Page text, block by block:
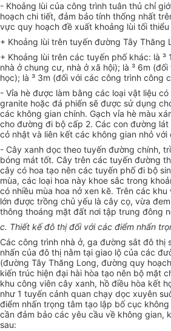
- Khoảng lùi của công trình tuân thủ chỉ
hoạch chi tiết, đảm bảo tính thống nhất
vực quy hoạch đề xuất khoảng lùi tối
+ Khoảng lùi trên tuyến đường Tây Thăng
+ Khoảng lùi trên các tuyến phố khác: là ³
nhà ở chung cư, nhà ở xã hội); là ³ 6m
học); là ³ 3m (đối với các công trình công
- Vỉa hè được làm bằng các loại vật liệu
granite hoặc đá phiến sẽ được sử dụng
các không gian chính. Gạch vỉa hè màu
cho đường đi bộ cấp 2. Các con đường
cỏ nhật và liên kết các không gian nhỏ với
- Cây xanh dọc theo tuyến đường chính,
bóng mát tốt. Cây trên các tuyến đường
cây có hoa tạo nên các tuyến phố đi bộ
mùa, các loại hoa này khoe sắc trong
có nhiều mùa hoa nở xen kẽ. Trên các
lớn được trồng chủ yếu là cây cọ, vừa
thông thoáng mặt đất nơi tập trung đông
c. Thiết kế đô thị đối với các điểm nhấn
Các công trình nhà ở, ga đường sắt đô thị
nhấn của đô thị nằm tại giao lộ của các
(đường Tây Thăng Long, đường quy
kiến trúc hiện đại hài hòa tạo nên bộ mặt
khu công viên cây xanh, hồ điều hòa kết
như 1 tuyến cảnh quan chạy dọc xuyên
điểm nhấn trọng tâm tạo lập bố cục
cần đảm bảo các yêu cầu về không gian,
sau: